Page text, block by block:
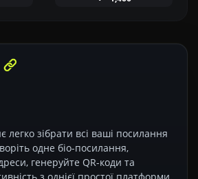
легко зібрати всі ваші посилання
одне біо-посилання,
генеруйте QR-коди та